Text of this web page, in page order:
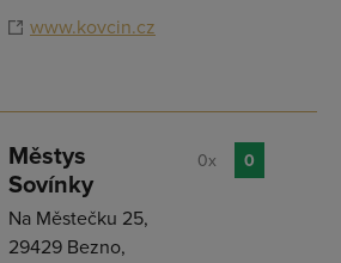
www.kovcin.cz
Městys
Sovínky
Na Městečku 25,
29429 Bezno,
0x 0